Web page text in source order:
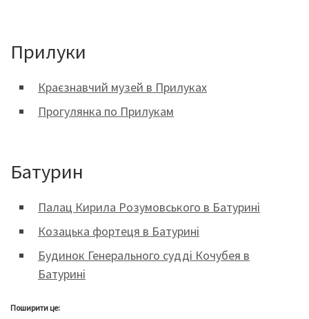
Прилуки
Краєзнавчий музей в Прилуках
Прогулянка по Прилукам
Батурин
Палац Кирила Розумовського в Батурині
Козацька фортеця в Батурині
Будинок Генерального судді Кочубея в
Батурині
Поширити це: